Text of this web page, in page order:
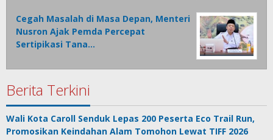
Cegah Masalah di Masa Depan, Menteri
Nusron Ajak Pemda Percepat
Sertipikasi Tana…
Berita Terkini
Wali Kota Caroll Senduk Lepas 200 Peserta Eco Trail Run,
Promosikan Keindahan Alam Tomohon Lewat TIFF 2026